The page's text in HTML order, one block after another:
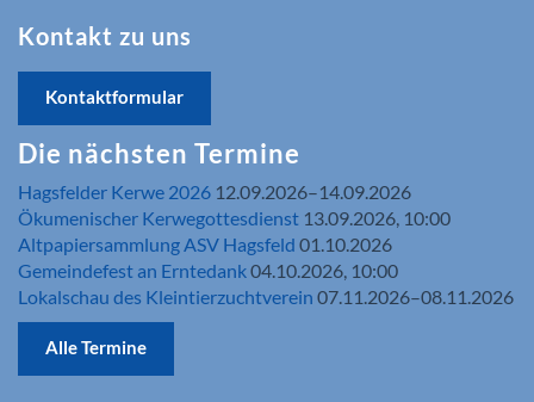
Kontakt zu uns
Kontaktformular
Die nächsten Termine
Hagsfelder Kerwe 2026 12.09.2026–14.09.2026
Ökumenischer Kerwegottesdienst 13.09.2026, 10:00
Altpapiersammlung ASV Hagsfeld 01.10.2026
Gemeindefest an Erntedank04.10.2026, 10:00
Lokalschau des Kleintierzuchtverein 07.11.2026–08.11.2026
Alle Termine